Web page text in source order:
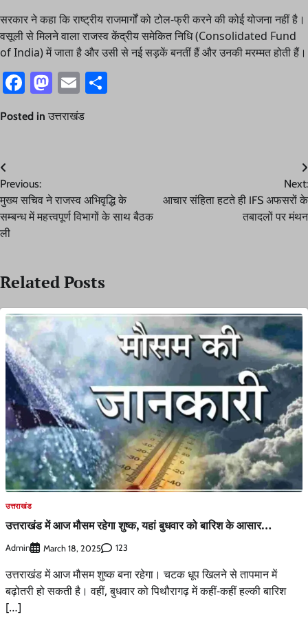
सरकार ने कहा कि राष्ट्रीय राजमार्गों को टोल-फ्री करने की कोई योजना नहीं है।
वसूली से मिलने वाला राजस्व केंद्रीय समेकित निधि (Consolidated Fund
of India) में जाता है और उसी से नई सड़कें बनतीं हैं और उनकी मरम्मत होती हैं।
Facebook
Mastodon
Email
Posted in उत्तराखंड
Post
navigation
Previous:
मुख्य सचिव ने राजस्व अभिवृद्धि के
सम्बन्ध में महत्त्वपूर्ण विभागों के साथ बैठक
ली
Next:
आचार संहिता हटते ही IFS अफसरों के
तबादलों पर मंथन
Related Posts
उत्तराखंड
उत्तराखंड में आज मौसम रहेगा शुष्क, यहां बुधवार को बारिश के आसार…
Admin March 18, 2025 123
उत्तराखंड में आज मौसम शुष्क बना रहेगा। चटक धूप खिलने से तापमान में
बढ़ोतरी हो सकती है। वहीं, बुधवार को पिथौरागढ़ में कहीं-कहीं हल्की बारिश
[…]